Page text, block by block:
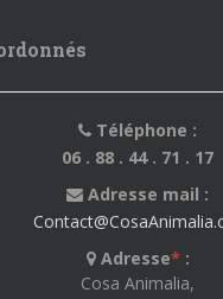
Téléphone :
06 . 88 . 44 . 71 . 17
Adresse mail :
Adresse* :
Cosa Animalia,